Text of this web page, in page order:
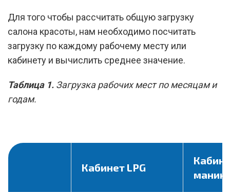
Для того чтобы рассчитать общую загрузку
салона красоты, нам необходимо посчитать
загрузку по каждому рабочему месту или
кабинету и вычислить среднее значение.
Таблица 1. Загрузка рабочих мест по месяцам и
годам.
Кабинет LPG